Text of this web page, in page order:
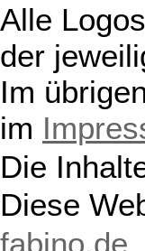
Alle
der
Im
im
Die
Diese
fabino.de